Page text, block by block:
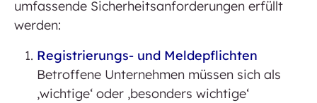
umfassende Sicherheitsanforderungen erfüllt
werden:
Registrierungs- und Meldepflichten
Betroffene Unternehmen müssen sich als
‚wichtige‘ oder ‚besonders wichtige‘